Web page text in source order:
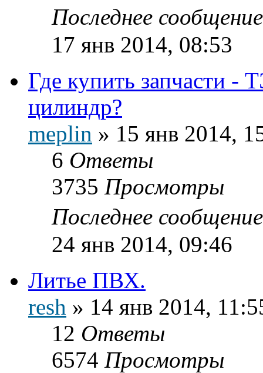
Последнее
17 янв 2014, 08:53
Где купить запчасти
цилиндр?
meplin » 15 янв 2014,
6 Ответы
3735 Просмотры
Последнее
24 янв 2014, 09:46
Литье ПВХ.
resh » 14 янв 2014,
12 Ответы
6574 Просмотры